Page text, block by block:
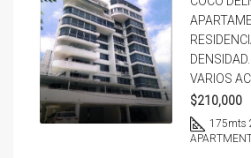
VARIOS
$210,000
175mts